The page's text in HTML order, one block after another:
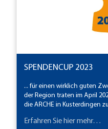
SPENDENCUP 2023
... für einen wirklich guten
der Region traten im April
die ARCHE in Kusterdingen
Erfahren Sie hier mehr…